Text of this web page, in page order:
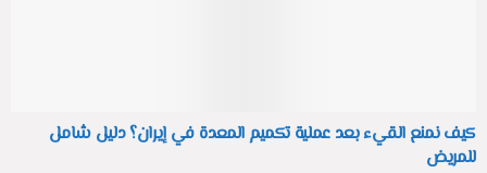
كيف نمنع القيء بعد عملية تكميم المعدة في إيران؟ دليل شامل
للمريض